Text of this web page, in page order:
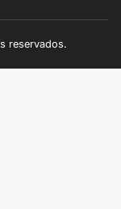
reservados.